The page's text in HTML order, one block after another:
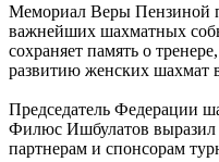
Мемориал Веры Пензиной
важнейших шахматных
сохраняет память о
развитию женских шахмат
Председатель Федерации
Филюс Ишбулатов выразил
партнерам и спонсорам